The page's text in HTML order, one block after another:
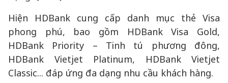
Hiện HDBank cung cấp danh mục thẻ Visa
phong phú, bao gồm HDBank Visa Gold,
HDBank Priority – Tinh tú phương đông,
HDBank Vietjet Platinum, HDBank Vietjet
Classic... đáp ứng đa dạng nhu cầu khách hàng.